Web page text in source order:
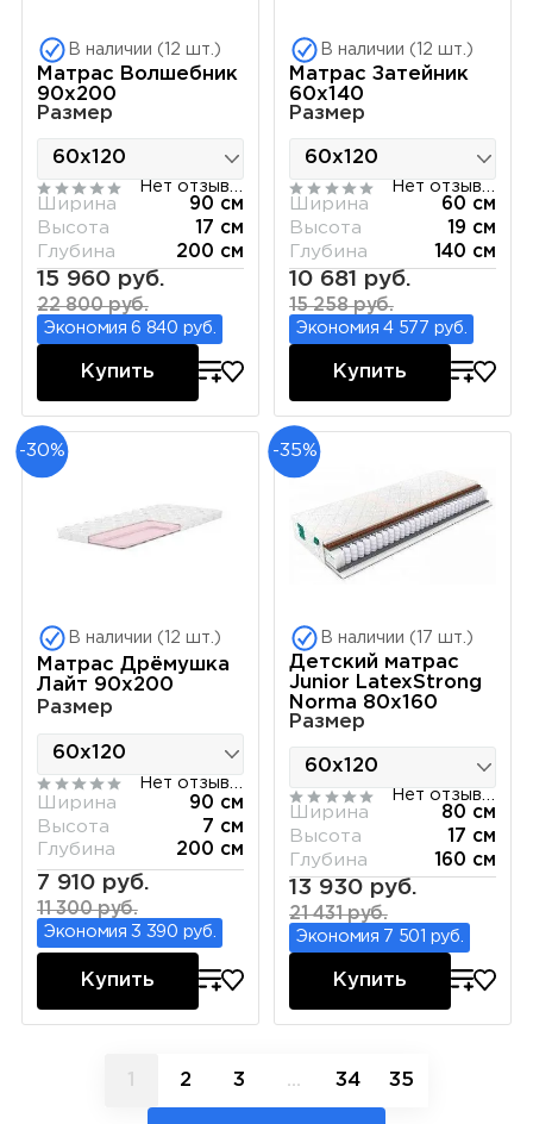
В наличии (12 шт.)
Матрас Волшебник
90х200
Размер
Ширина
90 см
Высота
17 см
Глубина
200 см
15 960 руб.
22 800 руб.
Экономия 6 840 руб.
Купить
В наличии (12 шт.)
Матрас Затейник
60х140
Размер
Ширина
60 см
Высота
19 см
Глубина
140 см
10 681 руб.
15 258 руб.
Экономия 4 577 руб.
Купить
-30%
В наличии (12 шт.)
Матрас Дрёмушка
Лайт 90х200
Размер
Ширина
90 см
Высота
7 см
Глубина
200 см
7 910 руб.
11 300 руб.
Экономия 3 390 руб.
Купить
-35%
В наличии (17 шт.)
Детский матрас
Junior LatexStrong
Norma 80х160
Размер
Нет отзывов
Ширина
80 см
Высота
17 см
Глубина
160 см
13 930 руб.
21 431 руб.
Экономия 7 501 руб.
Купить
1 2 3 ... 34 35